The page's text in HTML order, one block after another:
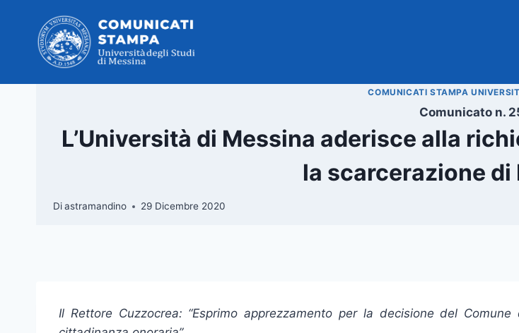
contenuto
COMUNICATI STAMPA
Comunicato n.
L’Università di Messina aderisce alla
la scarcerazione di
Diastramandino 29 Dicembre 2020
Il Rettore Cuzzocrea: “Esprimo apprezzamento per la decisione del